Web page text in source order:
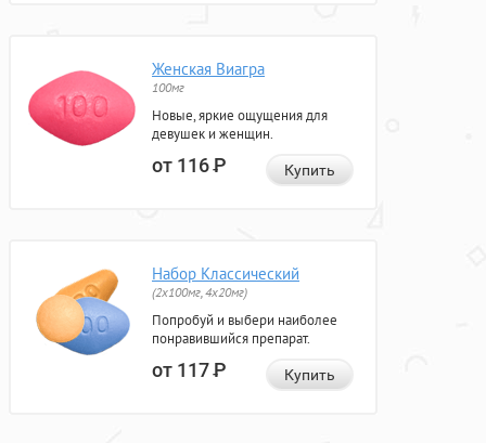
Женская Виагра
100мг
Новые, яркие ощущения для
девушек и женщин.
от 116Р Купить
Набор Классический
(2x100мг, 4x20мг)
Попробуй и выбери наиболее
понравившийся препарат.
от 117Р Купить